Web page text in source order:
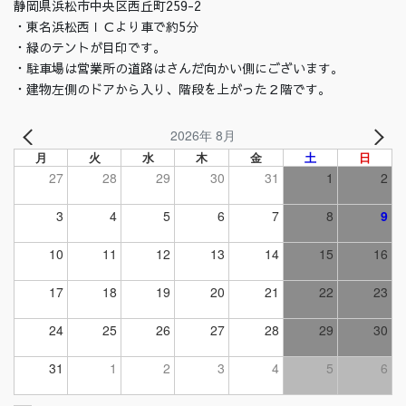
静岡県浜松市中央区西丘町259-2
・東名浜松西ＩＣより車で約5分
・緑のテントが目印です。
・駐車場は営業所の道路はさんだ向かい側にございます。
・建物左側のドアから入り、階段を上がった２階です。
2026年 8月
月 火 水 木 金 土 日
27 28 29 30 31 1 2
3 4 5 6 7 8 9
10 11 12 13 14 15 16
17 18 19 20 21 22 23
24 25 26 27 28 29 30
31 1 2 3 4 5 6